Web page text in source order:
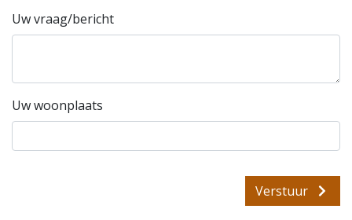
Uw vraag/bericht
Uw woonplaats
Verstuur